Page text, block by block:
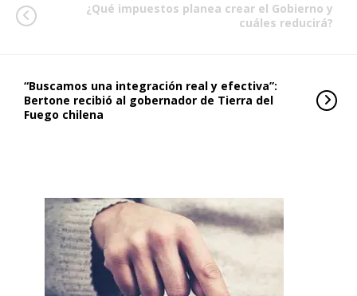
¿Qué impuestos planea crear el Gobierno y
cuáles reducirá?
“Buscamos una integración real y efectiva”:
Bertone recibió al gobernador de Tierra del
Fuego chilena